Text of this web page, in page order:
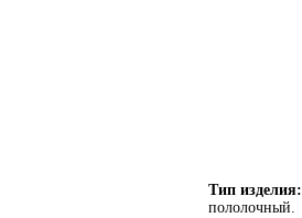
Тип изделия:
пололочный.